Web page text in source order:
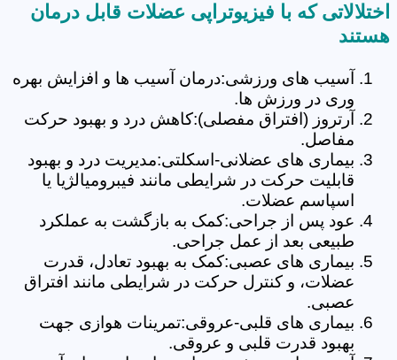
اختلالاتی که با فیزیوتراپی عضلات قابل درمان
هستند
آسیب های ورزشی:درمان آسیب ها و افزایش بهره
وری در ورزش ها.
آرتروز (افتراق مفصلی):کاهش درد و بهبود حرکت
مفاصل.
بیماری های عضلانی-اسکلتی:مدیریت درد و بهبود
قابلیت حرکت در شرایطی مانند فیبرومیالژیا یا
اسپاسم عضلات.
عود پس از جراحی:کمک به بازگشت به عملکرد
طبیعی بعد از عمل جراحی.
بیماری های عصبی:کمک به بهبود تعادل، قدرت
عضلات، و کنترل حرکت در شرایطی مانند افتراق
عصبی.
بیماری های قلبی-عروقی:تمرینات هوازی جهت
بهبود قدرت قلبی و عروقی.